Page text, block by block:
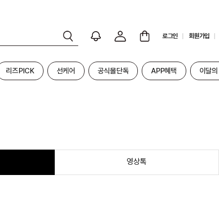
로그인 회원가입
리즈PICK 선케어 공식몰단독 APP혜택 이달
영상톡